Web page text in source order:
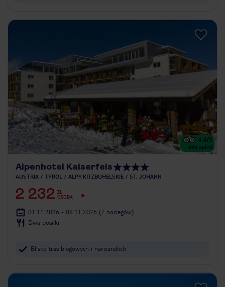
4.4/5
260 opinii
Alpenhotel Kaiserfels
AUSTRIA TYROL ALPY KITZBUHELSKIE ST. JOHANN
2 232 ZŁ
OSOBA
01.11.2026 - 08.11.2026 (7 noclegów)
Dwa posiłki
Blisko tras biegowych i narciarskich